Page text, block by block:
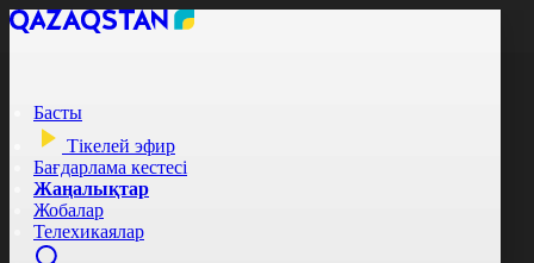
Басты
Тікелей эфир
Бағдарлама кестесі
Жаңалықтар
Жобалар
Телехикаялар